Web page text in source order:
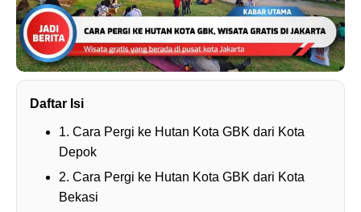
Daftar Isi
1. Cara Pergi ke Hutan Kota GBK dari Kota
Depok
2. Cara Pergi ke Hutan Kota GBK dari Kota
Bekasi